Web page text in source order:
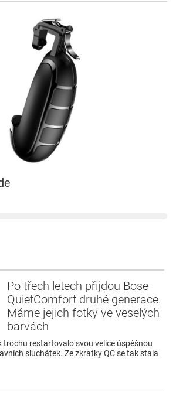
Po třech letech přijdou Bose
QuietComfort druhé generace.
Máme jejich fotky ve veselých
barvách
trochu restartovalo svou velice úspěšnou
sluchátek. Ze zkratky QC se tak stala